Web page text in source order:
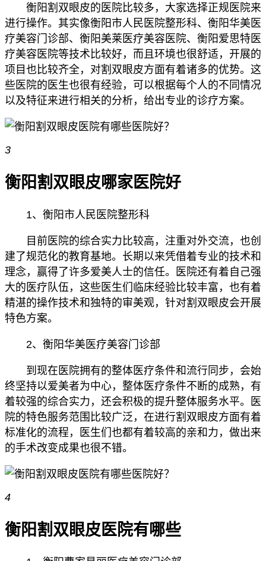
衡阳割双眼皮的医院比较多，大家选择正规医院来
进行操作。其实像衡阳市人民医院整形科、衡阳华美医
疗美容门诊部、衡阳美莱医疗美容医院、衡阳爱思特医
疗美容医院等技术比较好，而且环境也很舒适，开展的
项目也比较齐全，对割双眼皮方面有着诸多的优势。这
些医院的医生也很有经验，可以根据每个人的不同情况
以及特征来进行相关的分析，给出专业的诊疗方案。
3
衡阳割双眼皮哪家医院好
1、衡阳市人民医院整形科
目前医院的综合实力比较高，注重对外交流，也创
建了规范化的教育基地。长期以来凭借着专业的技术和
理念，赢得了许多爱美人士的信任。医院还有着自己强
大的医疗队伍，这些医生们临床经验比较丰富，也有着
精湛的操作技术和独特的审美观，针对割双眼皮会开展
特色方案。
2、衡阳华美医疗美容门诊部
到现在医院拥有的整体医疗条件和流行同步，会始
终坚持以爱美者为中心，整体医疗条件不断的成熟，有
着较强的综合实力，还会积极的提升整体服务水平。医
院的特色服务范围比较广泛，在进行割双眼皮方面有着
标准化的流程，医生们也都有着较高的亲和力，做出来
的手术改变成果也很不错。
4
衡阳割双眼皮医院有哪些